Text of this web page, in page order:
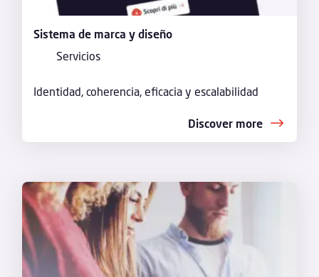
Sistema de marca y diseño
Servicios
Identidad, coherencia, eficacia y escalabilidad
Discover more